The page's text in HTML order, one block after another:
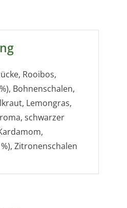
Rooibos,
Bohnenschalen,
Lemongras,
schwarzer
Zitronenschalen